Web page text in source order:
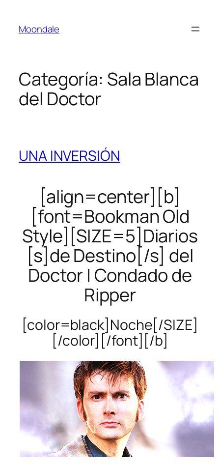
contenido
Moondale
Categoría: Sala Blanca
del Doctor
UNA INVERSIÓN
[align=center][b]
[font=Bookman Old
Style][SIZE=5]Diarios
[s]de Destino[/s] del
Doctor | Condado de
Ripper
[color=black]Noche[/SIZE]
[/color][/font][/b]